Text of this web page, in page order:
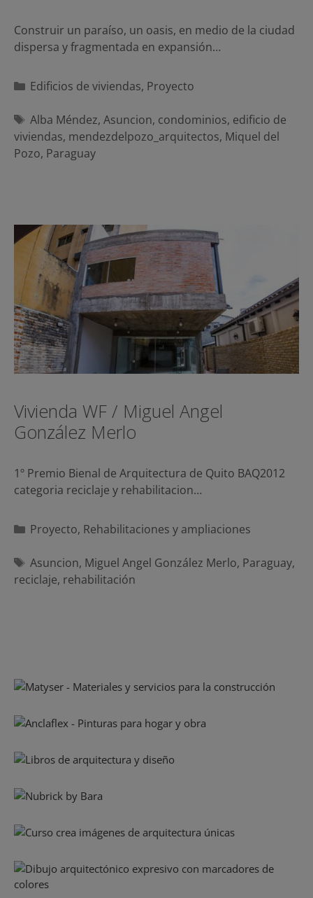
Construir un paraíso, un oasis, en medio de la ciudad
dispersa y fragmentada en expansión…
Categorías
Edificios de viviendas, Proyecto
Etiquetas
Alba Méndez, Asuncion, condominios, edificio de
viviendas, mendezdelpozo_arquitectos, Miquel del
Pozo, Paraguay
Vivienda WF / Miguel Angel
González Merlo
1º Premio Bienal de Arquitectura de Quito BAQ2012
categoria reciclaje y rehabilitacion…
Categorías
Proyecto, Rehabilitaciones y ampliaciones
Etiquetas
Asuncion, Miguel Angel González Merlo, Paraguay,
reciclaje, rehabilitación